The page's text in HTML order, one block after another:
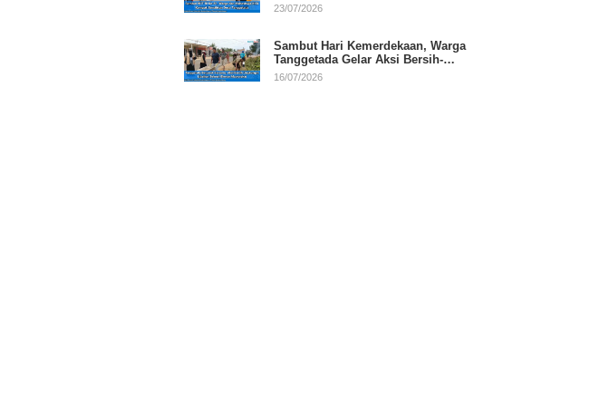
RI
23/07/2026
Sambut Hari Kemerdekaan, Warga
Tanggetada Gelar Aksi Bersih-
Bersih Desa
16/07/2026